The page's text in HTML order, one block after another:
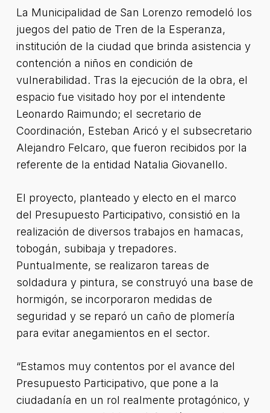
La Municipalidad de San Lorenzo remodeló los
juegos del patio de Tren de la Esperanza,
institución de la ciudad que brinda asistencia y
contención a niños en condición de
vulnerabilidad. Tras la ejecución de la obra, el
espacio fue visitado hoy por el intendente
Leonardo Raimundo; el secretario de
Coordinación, Esteban Aricó y el subsecretario
Alejandro Felcaro, que fueron recibidos por la
referente de la entidad Natalia Giovanello.
El proyecto, planteado y electo en el marco
del Presupuesto Participativo, consistió en la
realización de diversos trabajos en hamacas,
tobogán, subibaja y trepadores.
Puntualmente, se realizaron tareas de
soldadura y pintura, se construyó una base de
hormigón, se incorporaron medidas de
seguridad y se reparó un caño de plomería
para evitar anegamientos en el sector.
“Estamos muy contentos por el avance del
Presupuesto Participativo, que pone a la
ciudadanía en un rol realmente protagónico, y